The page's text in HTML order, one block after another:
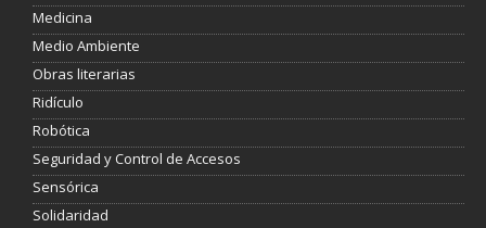
Medicina
Medio Ambiente
Obras literarias
Ridículo
Robótica
Seguridad y Control de Accesos
Sensórica
Solidaridad